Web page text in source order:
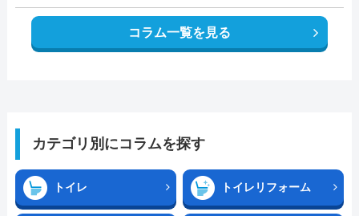
コラム一覧を見る
カテゴリ別にコラムを探す
トイレ トイレリフォーム